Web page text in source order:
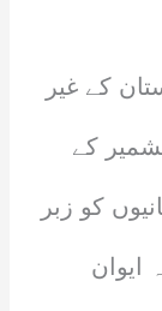
کے غیر
کے
کو زبر